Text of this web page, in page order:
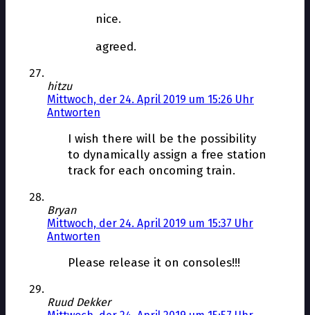
nice.
agreed.
hitzu
Mittwoch, der 24. April 2019 um 15:26 Uhr
Antworten
I wish there will be the possibility
to dynamically assign a free station
track for each oncoming train.
Bryan
Mittwoch, der 24. April 2019 um 15:37 Uhr
Antworten
Please release it on consoles!!!
Ruud Dekker